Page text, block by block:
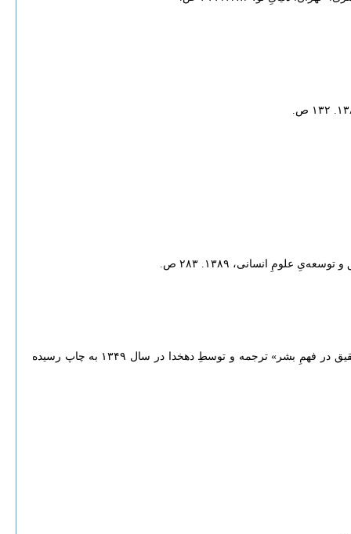
انسانی‫، ۱۳۸۹. ۲۸۳ ص.
● جستاری در فهمِ بشر / جان لاک؛ تلخیصِ پرینگل پتیسون؛ ترجمه‌یِ رضازاده شفق.- تهران: شفیعی، ۱۳۸۰. ۴۶۵ ص (این کتاب قبلاً تحتِ عنوانِ «تحقیق در فهمِ بشر» ترجمه و توسطِ دهخدا در سال ۱۳۴۹ به چاپ رسیده